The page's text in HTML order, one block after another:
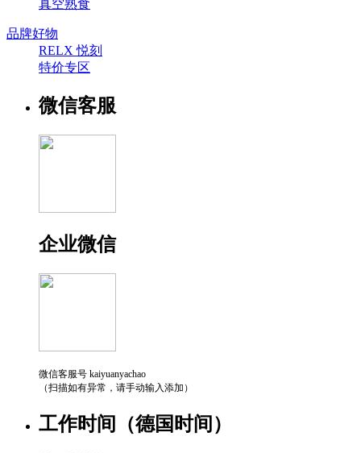
真空熟食
品牌好物
RELX 悦刻
特价专区
微信客服
企业微信
微信客服号 kaiyuanyachao
（扫描如有异常，请手动输入添加）
工作时间（德国时间）